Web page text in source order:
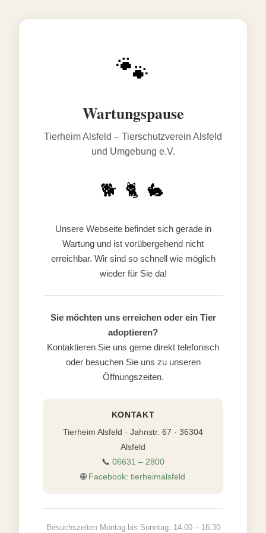
🐾
Wartungspause
Tierheim Alsfeld – Tierschutzverein Alsfeld
und Umgebung e.V.
🐕 🐈 🐇
Unsere Webseite befindet sich gerade in
Wartung und ist vorübergehend nicht
erreichbar. Wir sind so schnell wie möglich
wieder für Sie da!
Sie möchten uns erreichen oder ein Tier
adoptieren?
Kontaktieren Sie uns gerne direkt telefonisch
oder besuchen Sie uns zu unseren
Öffnungszeiten.
KONTAKT
Tierheim Alsfeld · Jahnstr. 67 · 36304
Alsfeld
📞 06631 – 2800
🌐 Facebook: tierheimalsfeld
Besuchszeiten Montag bis Sonntag: 14:00 – 16:30